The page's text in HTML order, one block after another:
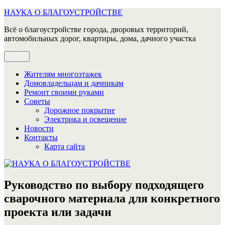
Перейти
содержимому
НАУКА О БЛАГОУСТРОЙСТВЕ
Всё о благоустройстве города, дворовых территорий,
автомобильных дорог, квартиры, дома, дачного участка
Жителям многоэтажек
Домовладельцам и дачникам
Ремонт своими руками
Советы
Дорожное покрытие
Электрика и освещение
Новости
Контакты
Карта сайта
Руководство по выбору подходящего
сварочного материала для конкретного
проекта или задачи